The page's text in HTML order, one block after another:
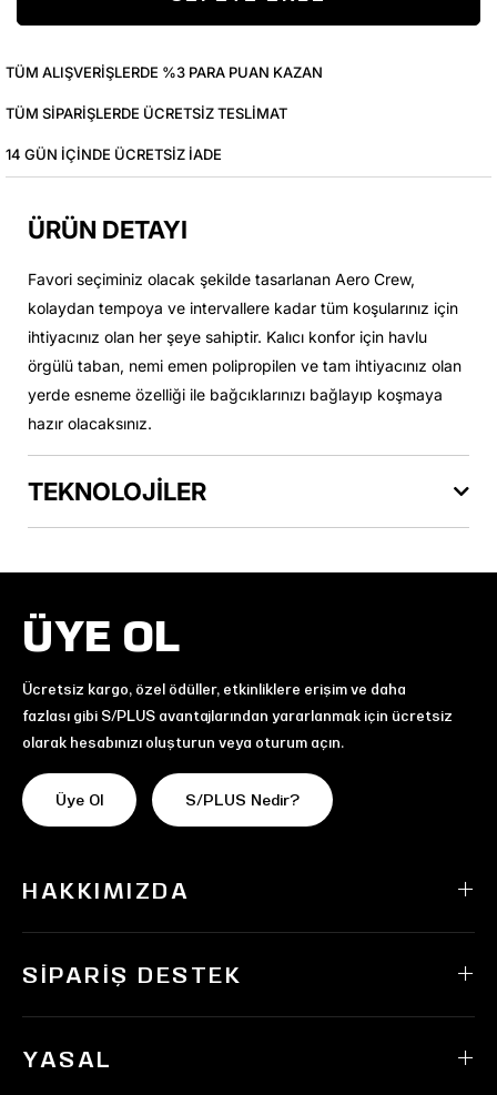
TÜM ALIŞVERIŞLERDE %3 PARA PUAN KAZAN
TÜM SIPARIŞLERDE ÜCRETSIZ TESLIMAT
14 GÜN IÇINDE ÜCRETSIZ IADE
ÜRÜN DETAYI
Favori seçiminiz olacak şekilde tasarlanan Aero Crew,
kolaydan tempoya ve intervallere kadar tüm koşularınız için
ihtiyacınız olan her şeye sahiptir. Kalıcı konfor için havlu
örgülü taban, nemi emen polipropilen ve tam ihtiyacınız olan
yerde esneme özelliği ile bağcıklarınızı bağlayıp koşmaya
hazır olacaksınız.
TEKNOLOJİLER
ÜYE OL
Ücretsiz kargo, özel ödüller, etkinliklere erişim ve daha
fazlası gibi S/PLUS avantajlarından yararlanmak için ücretsiz
olarak hesabınızı oluşturun veya oturum açın.
Üye Ol S/PLUS Nedir?
HAKKIMIZDA
SIPARIŞ DESTEK
YASAL